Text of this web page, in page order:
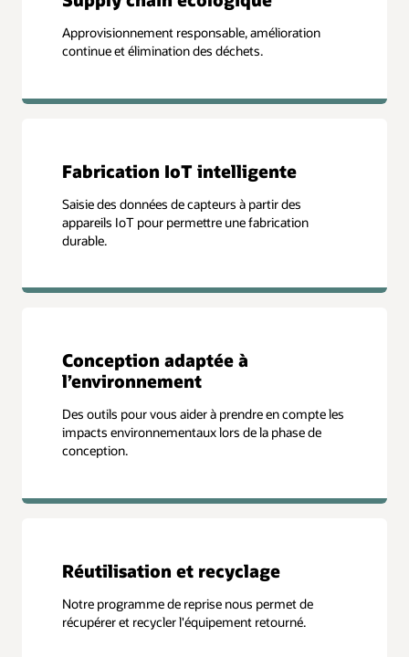
Approvisionnement responsable, amélioration
continue et élimination des déchets.
Fabrication IoT intelligente
Saisie des données de capteurs à partir des
appareils IoT pour permettre une fabrication
durable.
Conception adaptée à
l’environnement
Des outils pour vous aider à prendre en compte les
impacts environnementaux lors de la phase de
conception.
Réutilisation et recyclage
Notre programme de reprise nous permet de
récupérer et recycler l'équipement retourné.